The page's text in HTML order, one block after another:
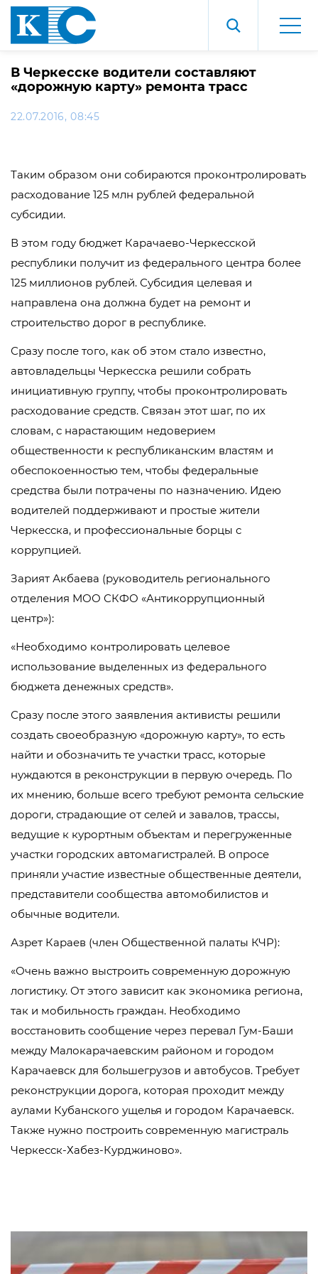
В Черкесске водители составляют
«дорожную карту» ремонта трасс
22.07.2016, 08:45
Таким образом они собираются проконтролировать
расходование 125 млн рублей федеральной
субсидии.
В этом году бюджет Карачаево-Черкесской
республики получит из федерального центра более
125 миллионов рублей. Субсидия целевая и
направлена она должна будет на ремонт и
строительство дорог в республике.
Сразу после того, как об этом стало известно,
автовладельцы Черкесска решили собрать
инициативную группу, чтобы проконтролировать
расходование средств. Связан этот шаг, по их
словам, с нарастающим недоверием
общественности к республиканским властям и
обеспокоенностью тем, чтобы федеральные
средства были потрачены по назначению. Идею
водителей поддерживают и простые жители
Черкесска, и профессиональные борцы с
коррупцией.
Зарият Акбаева (руководитель регионального
отделения МОО СКФО «Антикоррупционный
центр»):
«Необходимо контролировать целевое
использование выделенных из федерального
бюджета денежных средств».
Сразу после этого заявления активисты решили
создать своеобразную «дорожную карту», то есть
найти и обозначить те участки трасс, которые
нуждаются в реконструкции в первую очередь. По
их мнению, больше всего требуют ремонта сельские
дороги, страдающие от селей и завалов, трассы,
ведущие к курортным объектам и перегруженные
участки городских автомагистралей. В опросе
приняли участие известные общественные деятели,
представители сообщества автомобилистов и
обычные водители.
Азрет Караев (член Общественной палаты КЧР):
«Очень важно выстроить современную дорожную
логистику. От этого зависит как экономика региона,
так и мобильность граждан. Необходимо
восстановить сообщение через перевал Гум-Баши
между Малокарачаевским районом и городом
Карачаевск для большегрузов и автобусов. Требует
реконструкции дорога, которая проходит между
аулами Кубанского ущелья и городом Карачаевск.
Также нужно построить современную магистраль
Черкесск-Хабез-Курджиново».